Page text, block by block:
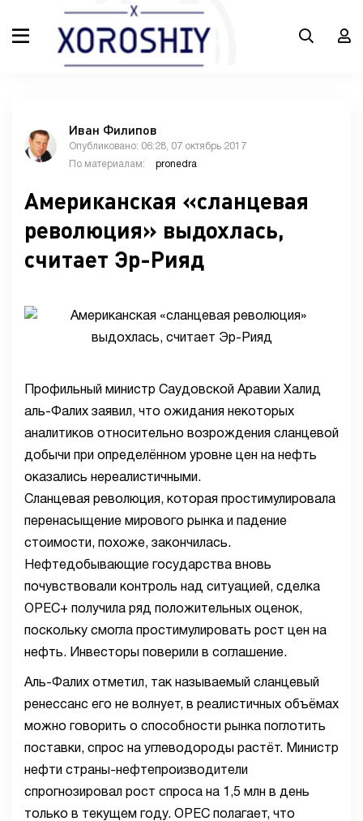
Иван Филипов
Опубликовано: 06:28, 07 октябрь 2017
По материалам:
pronedra
Американская «сланцевая
революция» выдохлась,
считает Эр-Рияд
Профильный министр Саудовской Аравии Халид
аль-Фалих заявил, что ожидания некоторых
аналитиков относительно возрождения сланцевой
добычи при определённом уровне цен на нефть
оказались нереалистичными.
Сланцевая революция, которая простимулировала
перенасыщение мирового рынка и падение
стоимости, похоже, закончилась.
Нефтедобывающие государства вновь
почувствовали контроль над ситуацией, сделка
OPEC+ получила ряд положительных оценок,
поскольку смогла простимулировать рост цен на
нефть. Инвесторы поверили в соглашение.
Аль-Фалих отметил, так называемый сланцевый
ренессанс его не волнует, в реалистичных объёмах
можно говорить о способности рынка поглотить
поставки, спрос на углеводороды растёт. Министр
нефти страны-нефтепроизводители
спрогнозировал рост спроса на 1,5 млн в день
только в текущем году. OPEC полагает, что